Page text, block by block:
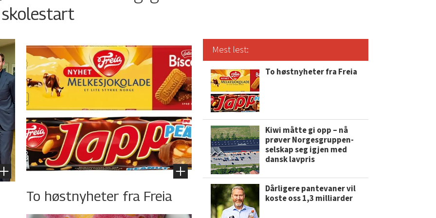
To høstnyheter fra Freia
Mest lest:
To høstnyheter fra Freia
Kiwi måtte gi opp – nå
prøver Norgesgruppen-
selskap seg igjen med
dansk lavpris
Dårligere pantevaner vil
koste oss 1,3 milliarder